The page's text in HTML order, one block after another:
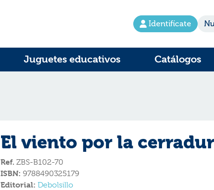
Identifícate
Juguetes educativos Catálogos
El viento por la
Ref. ZBS-B102-70
ISBN: 9788490325179
Editorial: Debolsillo